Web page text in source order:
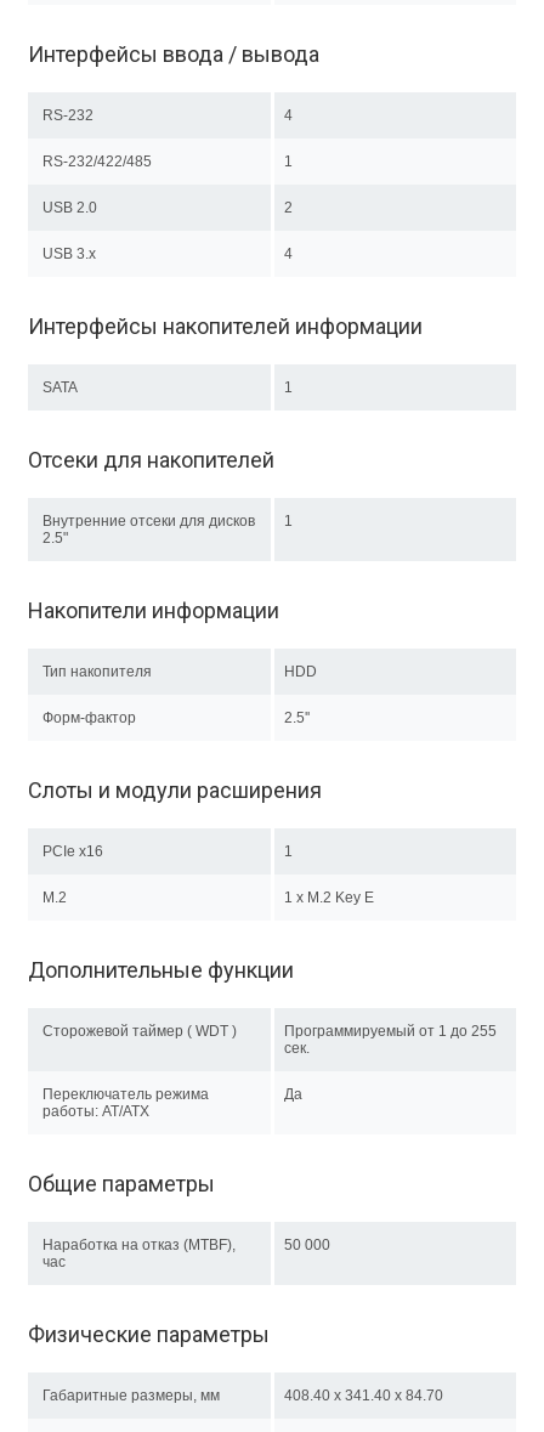
Интерфейсы ввода / вывода
RS-232 4
RS-232/422/485 1
USB 2.0 2
USB 3.x 4
Интерфейсы накопителей информации
SATA 1
Отсеки для накопителей
Внутренние отсеки для дисков
2.5"
1
Накопители информации
Тип накопителя HDD
Форм-фактор 2.5''
Слоты и модули расширения
PCIe x16 1
M.2 1 х M.2 Key E
Дополнительные функции
Сторожевой таймер ( WDT )
Программируемый от 1 до 255
сек.
Переключатель режима
работы: AT/ATX
Да
Общие параметры
Наработка на отказ (MTBF),
час
50 000
Физические параметры
Габаритные размеры, мм 408.40 x 341.40 x 84.70